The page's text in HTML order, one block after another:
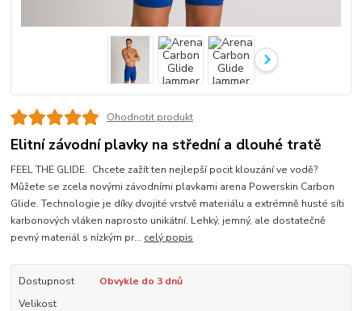
Ohodnotit produkt
Elitní závodní plavky na střední a dlouhé tratě
FEEL THE GLIDE. Chcete zažít ten nejlepší pocit klouzání ve vodě?
Můžete se zcela novými závodními plavkami arena Powerskin Carbon
Glide. Technologie je díky dvojité vrstvě materiálu a extrémně husté síti
karbonových vláken naprosto unikátní. Lehký, jemný, ale dostatečně
pevný materiál s nízkým pr... celý popis
Dostupnost
Obvykle do 3 dnů
Velikost